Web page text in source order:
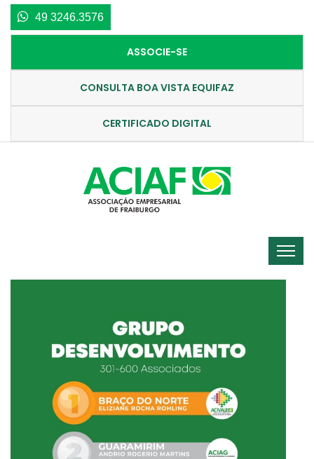
49 3246.3576
ASSOCIE-SE
CONSULTA BOA VISTA EQUIFAZ
CERTIFICADO DIGITAL